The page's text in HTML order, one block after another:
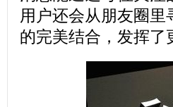
用户还会从朋友圈
的完美结合，发挥了